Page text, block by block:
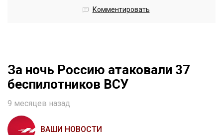
Комментировать
За ночь Россию атаковали 37
беспилотников ВСУ
9 месяцев назад
ВАШИ НОВОСТИ